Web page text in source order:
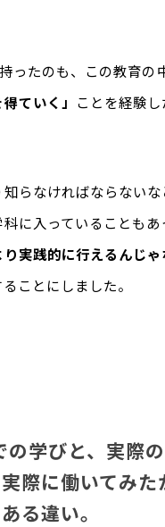
ったのも、この教育の
ていく」 ことを経験
らなければならない
に入っていることもあ
実践的に行えるんじ
ことにしました。
の学びと、実際
際に働いてみ
る違い。